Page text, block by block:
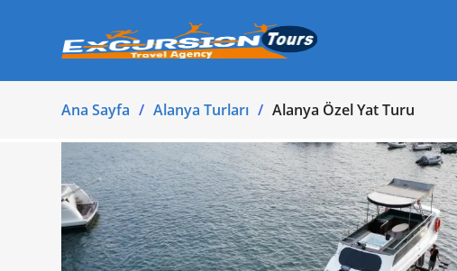
Ana Sayfa Alanya Turları Alanya Özel Yat Turu